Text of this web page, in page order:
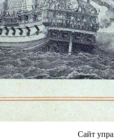
Сайт